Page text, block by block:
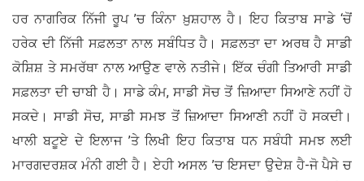
ਹਰ ਨਾਗਰਿਕ ਨਿੱਜੀ ਰੂਪ ’ਚ ਕਿੰਨਾ ਖ਼ੁਸ਼ਹਾਲ ਹੈ। ਇਹ ਕਿਤਾਬ ਸਾਡੇ ‘ਚੋਂ
ਹਰੇਕ ਦੀ ਨਿੱਜੀ ਸਫ਼ਲਤਾ ਨਾਲ ਸਬੰਧਿਤ ਹੈ। ਸਫ਼ਲਤਾ ਦਾ ਅਰਥ ਹੈ ਸਾਡੀ
ਕੋਸ਼ਿਸ਼ ਤੇ ਸਮਰੱਥਾ ਨਾਲ ਆਉਣ ਵਾਲੇ ਨਤੀਜੇ। ਇੱਕ ਚੰਗੀ ਤਿਆਰੀ ਸਾਡੀ
ਸਫ਼ਲਤਾ ਦੀ ਚਾਬੀ ਹੈ। ਸਾਡੇ ਕੰਮ, ਸਾਡੀ ਸੋਚ ਤੋਂ ਜ਼ਿਆਦਾ ਸਿਆਣੇ ਨਹੀਂ ਹੋ
ਸਕਦੇ। ਸਾਡੀ ਸੋਚ, ਸਾਡੀ ਸਮਝ ਤੋਂ ਜ਼ਿਆਦਾ ਸਿਆਣੀ ਨਹੀਂ ਹੋ ਸਕਦੀ।
ਖਾਲੀ ਬਟੂਏ ਦੇ ਇਲਾਜ ’ਤੇ ਲਿਖੀ ਇਹ ਕਿਤਾਬ ਧਨ ਸਬੰਧੀ ਸਮਝ ਲਈ
ਮਾਰਗਦਰਸ਼ਕ ਮੰਨੀ ਗਈ ਹੈ। ਏਹੀ ਅਸਲ ’ਚ ਇਸਦਾ ਉਦੇਸ਼ ਹੈ-ਜੋ ਪੈਸੇ ਚ